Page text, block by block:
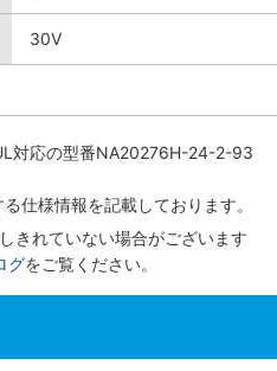
30V
対応の型番NA20276H-24-2-93
仕様情報を記載しております。
きれていない場合がございます
グをご覧ください。